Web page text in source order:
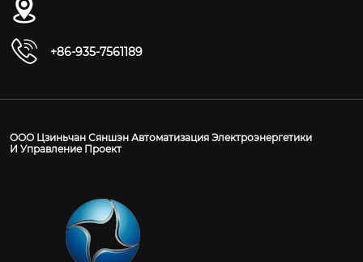
+86-935-7561189
ООО Цзиньчан Сяншэн Автоматизация Электроэнергетики
И Управление Проект